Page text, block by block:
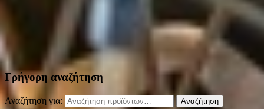
Γρήγορη αναζήτηση
Αναζήτηση για: Αναζήτηση